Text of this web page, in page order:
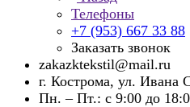
Телефоны
+7 (953) 667 33 88
Заказать звонок
zakazktekstil@mail.ru
г. Кострома, ул. Ивана
Пн. – Пт.: с 9:00 до